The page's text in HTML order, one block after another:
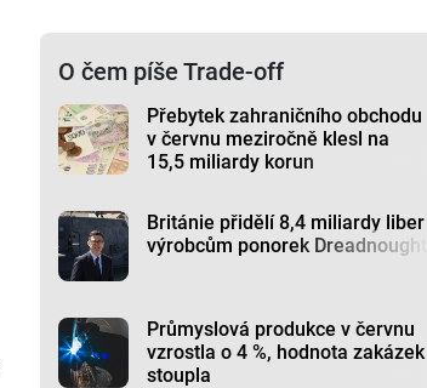
O čem píše Trade-off
Přebytek zahraničního obchodu
v červnu meziročně klesl na
15,5 miliardy korun
Británie přidělí 8,4 miliardy liber
výrobcům ponorek Dreadnought
Průmyslová produkce v červnu
vzrostla o 4 %, hodnota zakázek
stoupla